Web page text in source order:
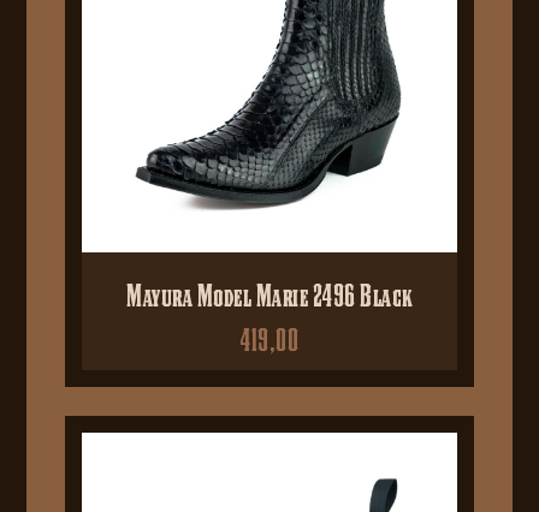
Mayura Model Marie 2496 Black
419,00